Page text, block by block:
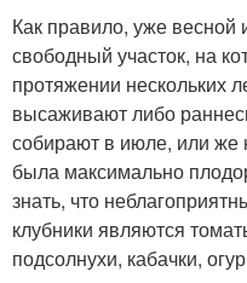
Как правило, уже весной
свободный участок, на
протяжении нескольких
высаживают либо
собирают в июле, или же
была максимально
знать, что
клубники являются
подсолнухи, кабачки,